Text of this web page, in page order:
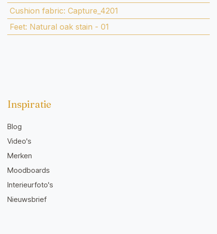
Cushion fabric: Capture_4201
Feet: Natural oak stain - 01
Inspiratie
Blog
Video's
Merken
Moodboards
Interieurfoto's
Nieuwsbrief